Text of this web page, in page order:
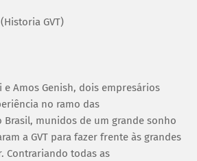
GVT)
e Amos Genish, dois empresários
no ramo das
Brasil, munidos de um grande sonho
a GVT para fazer frente às grandes
Contrariando todas as